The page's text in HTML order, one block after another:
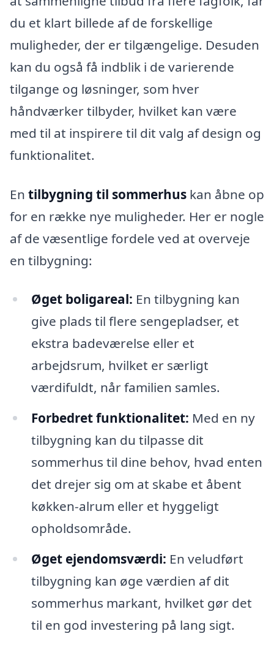
du et klart billede af de forskellige
muligheder, der er tilgængelige. Desuden
kan du også få indblik i de varierende
tilgange og løsninger, som hver
håndværker tilbyder, hvilket kan være
med til at inspirere til dit valg af design og
funktionalitet.
En tilbygning til sommerhus kan åbne op
for en række nye muligheder. Her er nogle
af de væsentlige fordele ved at overveje
en tilbygning:
Øget boligareal: En tilbygning kan
give plads til flere sengepladser, et
ekstra badeværelse eller et
arbejdsrum, hvilket er særligt
værdifuldt, når familien samles.
Forbedret funktionalitet: Med en ny
tilbygning kan du tilpasse dit
sommerhus til dine behov, hvad enten
det drejer sig om at skabe et åbent
køkken-alrum eller et hyggeligt
opholdsområde.
Øget ejendomsværdi: En veludført
tilbygning kan øge værdien af dit
sommerhus markant, hvilket gør det
til en god investering på lang sigt.